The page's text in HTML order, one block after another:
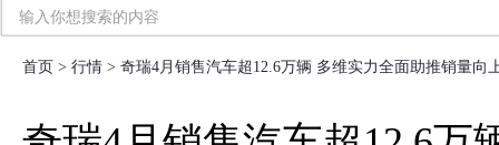
首页 > 行情 > 奇瑞4月销售汽车超12.6万辆 多维实力全面助推销量向